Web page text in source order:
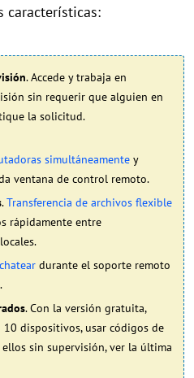
características:
. Accede y trabaja en
sin requerir que alguien en
la solicitud.
simultáneamente y
ventana de control remoto.
.Transferencia de archivos flexible
rápidamente entre
chatear durante el soporte remoto
. Con la versión gratuita,
dispositivos, usar códigos de
sin supervisión, ver la última